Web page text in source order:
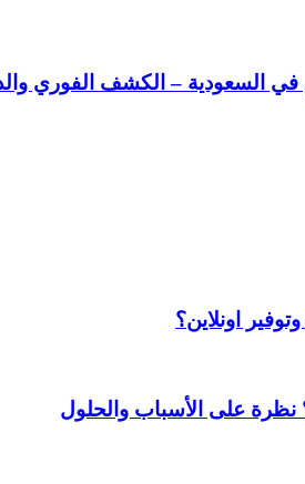
– الكشف الفوري والدقيق
اونلاين؟
على الأسباب والحلول